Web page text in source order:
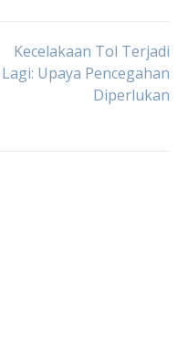
Kecelakaan Tol Terjadi
Lagi: Upaya Pencegahan
Diperlukan